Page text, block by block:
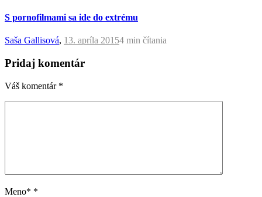
S pornofilmami sa ide do extrému
Saša Gallisová, 13. apríla 20154 min čítania
Pridaj komentár
Váš komentár *
Meno* *